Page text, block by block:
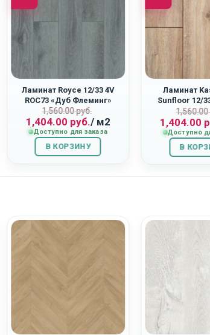
Ламинат Royce 12/33 4V
ROC73 «Дуб Флеминг»
1,560.00руб.
Первоначальная
цена
составляла
1,560.00
руб..
1,404.00 руб.
Текущая
цена:
1,404.00
руб..
/ м2
Доступно для заказа
В КОРЗИНУ
Ламинат
Sunfloor 12/
«Дуб
1,560.00
1,404.00
Доступно
В